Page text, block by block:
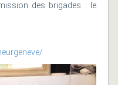
des brigades : le